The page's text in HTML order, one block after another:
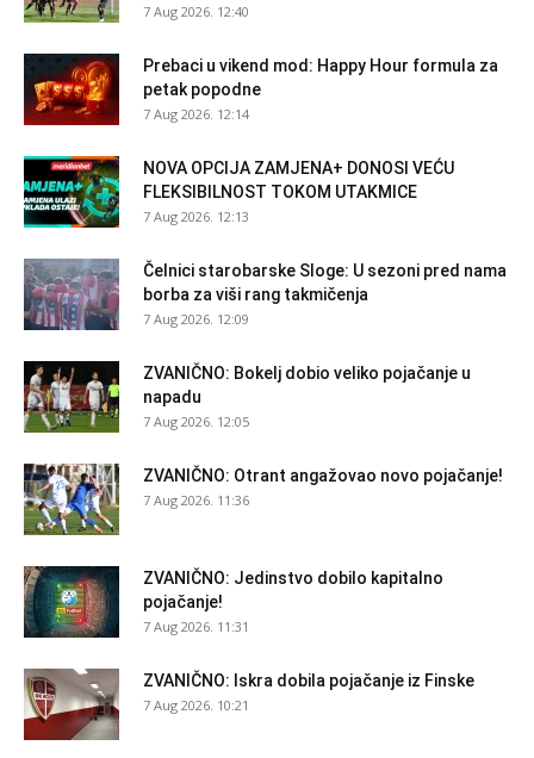
7 Aug 2026. 12:40
Prebaci u vikend mod: Happy Hour formula za
petak popodne
7 Aug 2026. 12:14
NOVA OPCIJA ZAMJENA+ DONOSI VEĆU
FLEKSIBILNOST TOKOM UTAKMICE
7 Aug 2026. 12:13
Čelnici starobarske Sloge: U sezoni pred nama
borba za viši rang takmičenja
7 Aug 2026. 12:09
ZVANIČNO: Bokelj dobio veliko pojačanje u
napadu
7 Aug 2026. 12:05
ZVANIČNO: Otrant angažovao novo pojačanje!
7 Aug 2026. 11:36
ZVANIČNO: Jedinstvo dobilo kapitalno
pojačanje!
7 Aug 2026. 11:31
ZVANIČNO: Iskra dobila pojačanje iz Finske
7 Aug 2026. 10:21